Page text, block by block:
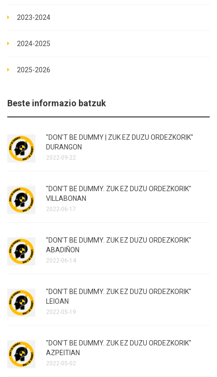
2023-2024
2024-2025
2025-2026
Beste informazio batzuk
"DON'T BE DUMMY | ZUK EZ DUZU ORDEZKORIK"
DURANGON
2022-09-22
"DON'T BE DUMMY. ZUK EZ DUZU ORDEZKORIK"
VILLABONAN
2022-06-17
"DON'T BE DUMMY. ZUK EZ DUZU ORDEZKORIK"
ABADIÑON
2022-06-14
"DON'T BE DUMMY. ZUK EZ DUZU ORDEZKORIK"
LEIOAN
2022-05-19
"DON'T BE DUMMY. ZUK EZ DUZU ORDEZKORIK"
AZPEITIAN
2022-05-02